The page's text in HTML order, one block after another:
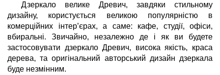
Дзеркало велике Древич, завдяки стильному
дизайну, користується великою популярністю в
комерційних інтер’єрах, а саме: кафе, студії, офіси,
вбиральні. Звичайно, незалежно де і як ви будете
застосовувати дзеркало Древич, висока якість, краса
дерева, та оригінальний авторський дизайн дзеркала
буде незмінним.